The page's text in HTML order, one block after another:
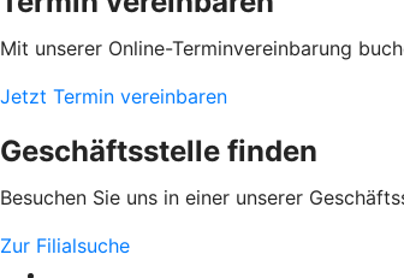
Mit unserer Online-Terminvereinbarung
Jetzt Termin vereinbaren
Geschäftsstelle finden
Besuchen Sie uns in einer unserer
Zur Filialsuche